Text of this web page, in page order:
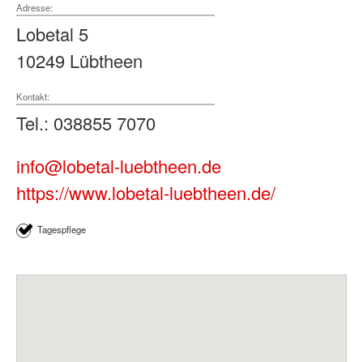
Adresse:
Lobetal 5
10249 Lübtheen
Kontakt:
Tel.: 038855 7070
info@lobetal-luebtheen.de
https://www.lobetal-luebtheen.de/
Tagespflege